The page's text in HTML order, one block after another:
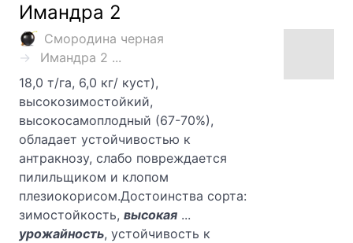
Имандра 2
Смородина черная
Имандра 2 ...
18,0 т/га, 6,0 кг/ куст),
высокозимостойкий,
высокосамоплодный (67-70%),
обладает устойчивостью к
антракнозу, слабо повреждается
пилильщиком и клопом
плезиокорисом.Достоинства сорта:
зимостойкость, высокая ...
урожайность, устойчивость к